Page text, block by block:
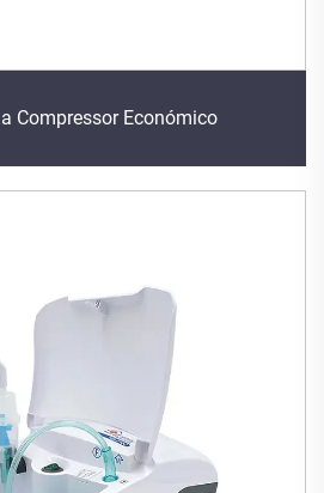
Compressor Económico